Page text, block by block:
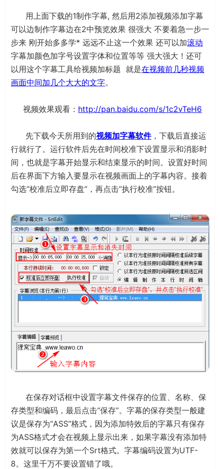
用上面下载的1制作字幕, 然后用2添加视频添加字幕
可以边制作字幕边在2中预览效果 很强大 不要着急一步一
步来 刚开始多多学* 远远不止这一个效果 还可以加滚动
字幕加颜色加字号设置字体和位置等等 强大强大！还可
以用这个字幕工具给视频加标题 就是在视频前几秒视频
画面中间加几个大大的文字。
视频效果观看： http://pan.baidu.com/s/1c2vTeH6
先下载今天所用到的视频加字幕软件，下载后直接运
行就行了。运行软件后先在时间校准下设置显示和消影时
间，也就是字幕开始显示和结束显示的时间。设置好时间
后在界面下方输入要显示在视频画面上的字幕内容。接着
勾选“校准后立即存盘”，再点击“执行校准”按钮。
在保存对话框中设置字幕文件保存的位置、名称、保
存类型和编码，最后点击“保存”。字幕的保存类型一般建
议是保存为“ASS”格式，因为添加特效后的字幕只有保存
为ASS格式才会在视频上显示出来，如果字幕没有添加特
效就可以保存为第一个Srt格式。字幕编码设置为UTF-
8。这里千万不要设置错了哦。